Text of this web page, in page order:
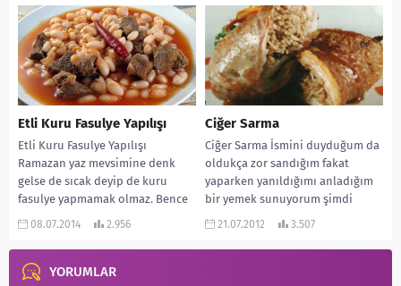
Etli Kuru Fasulye Yapılışı
Etli Kuru Fasulye Yapılışı
Ramazan yaz mevsimine denk
gelse de sıcak deyip de kuru
fasulye yapmamak olmaz. Bence
iftarda yenebilecek...
08.07.2014 2.956
Ciğer Sarma
Ciğer Sarma İsmini duyduğum da
oldukça zor sandığım fakat
yaparken yanıldığımı anladığım
bir yemek sunuyorum şimdi
sizlere… Yapımı basit fakat...
21.07.2012 3.507
YORUMLAR